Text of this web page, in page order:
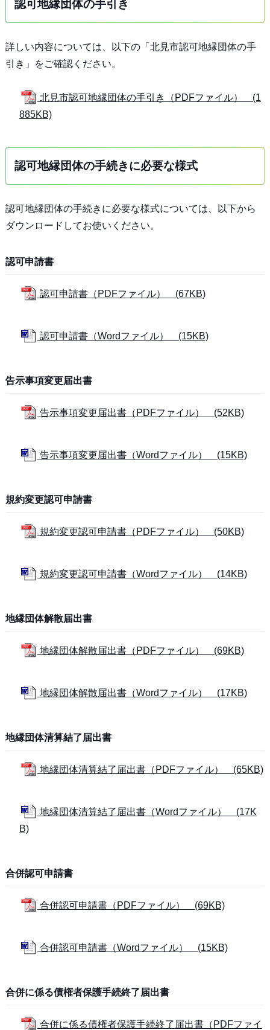
認可地縁団体の手引き
詳しい内容については、以下の「北見市認可地縁団体の手
引き」をご確認ください。
北見市認可地縁団体の手引き（PDFファイル） (1
885KB)
認可地縁団体の手続きに必要な様式
認可地縁団体の手続きに必要な様式については、以下から
ダウンロードしてお使いください。
認可申請書
認可申請書（PDFファイル） (67KB)
認可申請書（Wordファイル） (15KB)
告示事項変更届出書
告示事項変更届出書（PDFファイル） (52KB)
告示事項変更届出書（Wordファイル） (15KB)
規約変更認可申請書
規約変更認可申請書（PDFファイル） (50KB)
規約変更認可申請書（Wordファイル） (14KB)
地縁団体解散届出書
地縁団体解散届出書（PDFファイル） (69KB)
地縁団体解散届出書（Wordファイル） (17KB)
地縁団体清算結了届出書
地縁団体清算結了届出書（PDFファイル） (65KB)
地縁団体清算結了届出書（Wordファイル） (17K
B)
合併認可申請書
合併認可申請書（PDFファイル） (69KB)
合併認可申請書（Wordファイル） (15KB)
合併に係る債権者保護手続終了届出書
合併に係る債権者保護手続終了届出書（PDFファイ